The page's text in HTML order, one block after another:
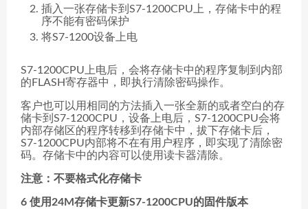
插入一张存储卡到S7-1200CPU上，存储卡中的程
序不能有密码保护
将S7-1200设备上电
S7-1200CPU上电后，会将存储卡中的程序复制到内部
的FLASH寄存器中，即执行清除密码操作。
客户也可以用相同的方法插入一张全新的或者空白的存
储卡到S7-1200CPU，设备上电后，S7-1200CPU会将
内部存储区的程序转移到存储卡中，拔下存储卡后，
S7-1200CPU内部将不在有用户程序，即实现了清除密
码。存储卡中的内容可以使用读卡器清除。
注意：不要格式化存储卡
6 使用24M存储卡更新S7-1200CPU的固件版本